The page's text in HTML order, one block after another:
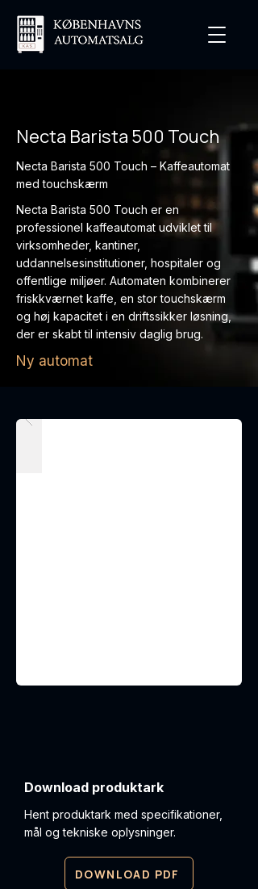
Necta Barista 500 Touch
Necta Barista 500 Touch – Kaffeautomat
med touchskærm
Necta Barista 500 Touch er en
professionel kaffeautomat udviklet til
virksomheder, kantiner,
uddannelsesinstitutioner, hospitaler og
offentlige miljøer. Automaten kombinerer
friskkværnet kaffe, en stor touchskærm
og høj kapacitet i en driftssikker løsning,
der er skabt til intensiv daglig brug.
Ny automat
Download produktark
Hent produktark med specifikationer,
mål og tekniske oplysninger.
DOWNLOAD PDF